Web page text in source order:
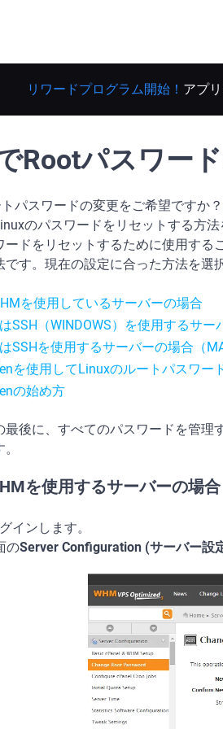
リワードプログラム開始！ アプ
Rootパスワー
パスワードの変更をご希望ですか
のパスワードをリセットする方
ードをリセットするために使用す
です。現在の設定に合った方法を選
を使用しているサーバーの場合
SSH（WINDOWS）を使用するサー
SSHを使用するサーバーの場合（
を使用してLinuxのルートパスワ
の始め方
最後に、すべてのパスワードを管
を使用するサーバーの場合
インします。
のServer Configuration (サーバー設